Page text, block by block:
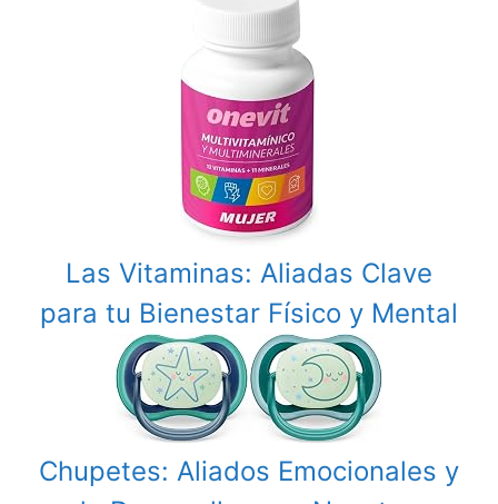
Las Vitaminas: Aliadas Clave
para tu Bienestar Físico y Mental
Chupetes: Aliados Emocionales y